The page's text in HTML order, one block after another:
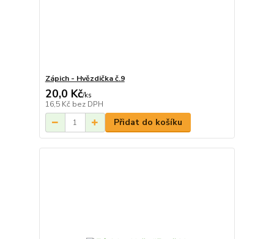
Zápich - Hvězdička č.9
20,0 Kč/ks
16,5 Kč bez DPH
Přidat do košíku